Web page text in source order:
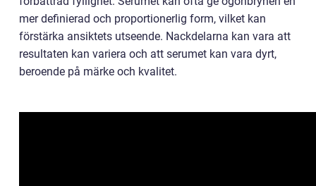
mer definierad och proportionerlig form, vilket kan
förstärka ansiktets utseende. Nackdelarna kan vara att
resultaten kan variera och att serumet kan vara dyrt,
beroende på märke och kvalitet.